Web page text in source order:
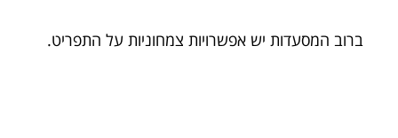
ברוב המסעדות יש אפשרויות צמחוניות על התפריט.